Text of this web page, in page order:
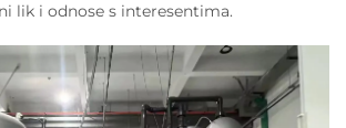
lik i odnose s interesentima.